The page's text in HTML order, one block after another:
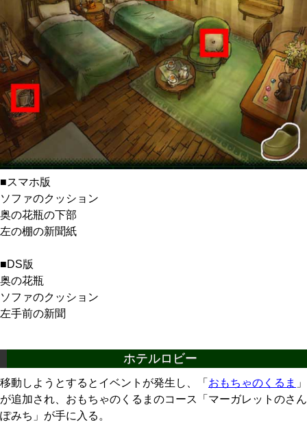
■スマホ版
ソファのクッション
奥の花瓶の下部
左の棚の新聞紙
■DS版
奥の花瓶
ソファのクッション
左手前の新聞
ホテルロビー
移動しようとするとイベントが発生し、「 おもちゃのくるま 」
が追加され、おもちゃのくるまのコース「マーガレットのさん
ぽみち」が手に入る。